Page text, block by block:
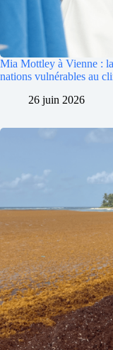
Mia Mottley à Vienne :
nations vulnérables au
26 juin 2026